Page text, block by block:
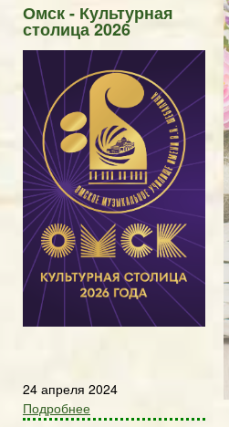
Омск - Культурная
столица 2026
24 апреля 2024
Подробнее